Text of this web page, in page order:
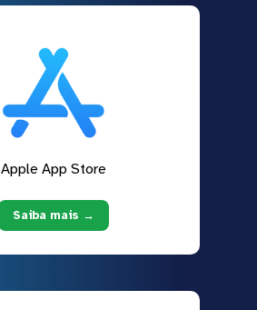
Apple App Store
Saiba mais →